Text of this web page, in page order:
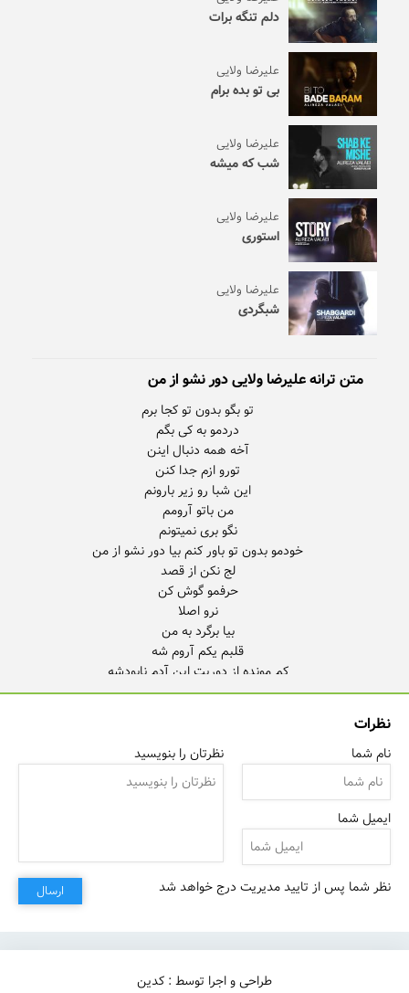
دلم تنگه برات
علیرضا ولایی
بی تو بده برام
علیرضا ولایی
شب که میشه
علیرضا ولایی
استوری
علیرضا ولایی
شبگردی
متن ترانه علیرضا ولایی دور نشو از من
بیا برگرد به من حال دلم باتو خوبه
نرو اصلا
نظرات
نام شما
ایمیل شما
نظرتان را بنویسید
نظر شما پس از تایید مدیریت درج خواهد شد ارسال
طراحی و اجرا توسط : کدین